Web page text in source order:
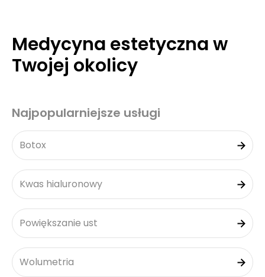
Medycyna estetyczna w
Twojej okolicy
Najpopularniejsze usługi
Botox
Kwas hialuronowy
Powiększanie ust
Wolumetria